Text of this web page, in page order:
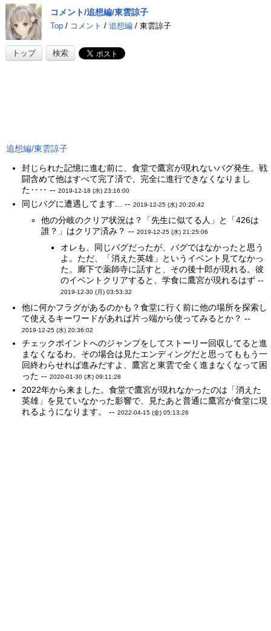
コメント/追想編/東雲諒子
Top/ コメント / 追想編/ 東雲諒子
トップ 検索
追想編/東雲諒子
封じられた記憶に進む前に、食堂で鷹宮が現れないバグ発生。戦
闘含めて他はすべて完了済で、完全に進行できなくなりまし
た‥‥ --2019-12-18 (水) 23:16:00
同じバグに遭遇してます... --2019-12-25 (水) 20:20:42
他の分岐のクリア状況は？「先生に似てる人」と「426は
誰？」はクリア済み？ --2019-12-25 (水) 21:25:06
オレも、同じバグだったが、バグではなかったと思う
よ。ただ、「消えた英雄」というイベント見てなかっ
た。廊下で薬師寺に話すと、その後十郎が現れる。彼
のイベントクリアすると、学食に鷹宮が現れるはず --
2019-12-30 (月) 03:53:32
他に何かフラグがあるのかも？食堂に行く前に他の場所を探索し
て使えるキーワードがあれば片っ端から使ってみるとか？ --
2019-12-25 (水) 20:36:02
チェックポイントへのジャンプをしてストーリー回収してると進
まなくなるわ、その場合は見たエンディングだと思ってももう一
回終わらせれば進みだすよ、鷹宮と東雲で全く進まなくなって困
った --2020-01-30 (木) 09:11:28
2022年から来ました。食堂で鷹宮が現れなかったのは「消えた
英雄」を見ていなかった影響で、見たあと普通に鷹宮が食堂に現
れるようになります。 --2022-04-15 (金) 05:13:26